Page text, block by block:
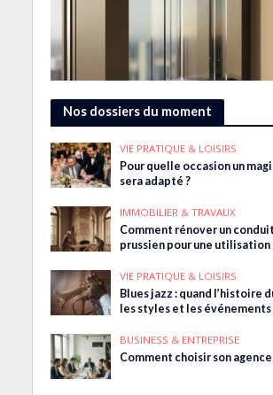
Nos dossiers du moment
VIE PRATIQUE & LOISIRS
Pour quelle occasion un
sera adapté ?
IMMOBILIER & TRAVAUX
Comment rénover un
prussien pour une utilisation
VIE PRATIQUE & LOISIRS
Blues jazz : quand l’histoire
les styles et les événements
BUSINESS & ENTREPRISE
Comment choisir son agence